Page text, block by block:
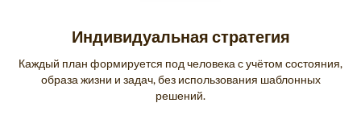
Индивидуальная стратегия
Каждый план формируется под человека с учётом состояния,
образа жизни и задач, без использования шаблонных
решений.